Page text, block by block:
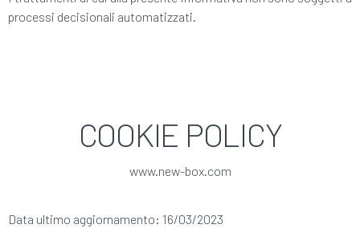
processi decisionali automatizzati.
COOKIE POLICY
www.new-box.com
Data ultimo aggiornamento: 16/03/2023